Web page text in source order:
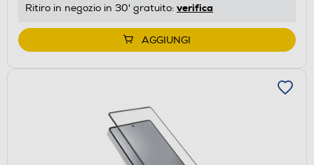
Ritiro in negozio in 30' gratuito: verifica
AGGIUNGI